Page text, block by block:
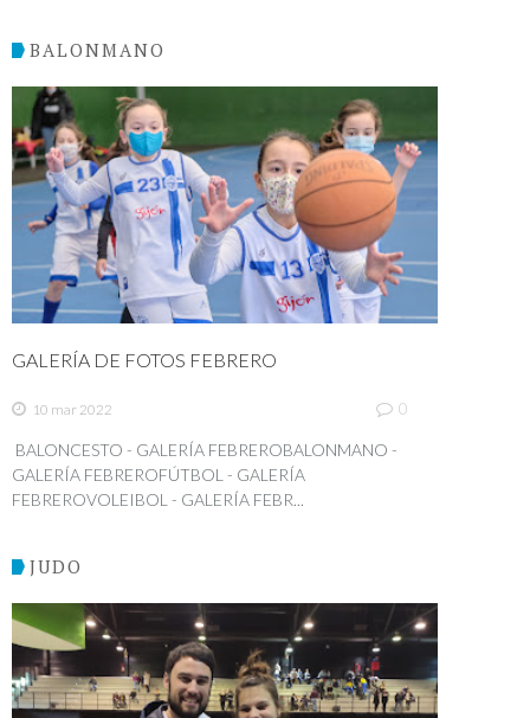
BALONMANO
GALERÍA DE FOTOS FEBRERO
10 mar 2022 0
BALONCESTO - GALERÍA FEBREROBALONMANO -
GALERÍA FEBREROFÚTBOL - GALERÍA
FEBREROVOLEIBOL - GALERÍA FEBR...
JUDO